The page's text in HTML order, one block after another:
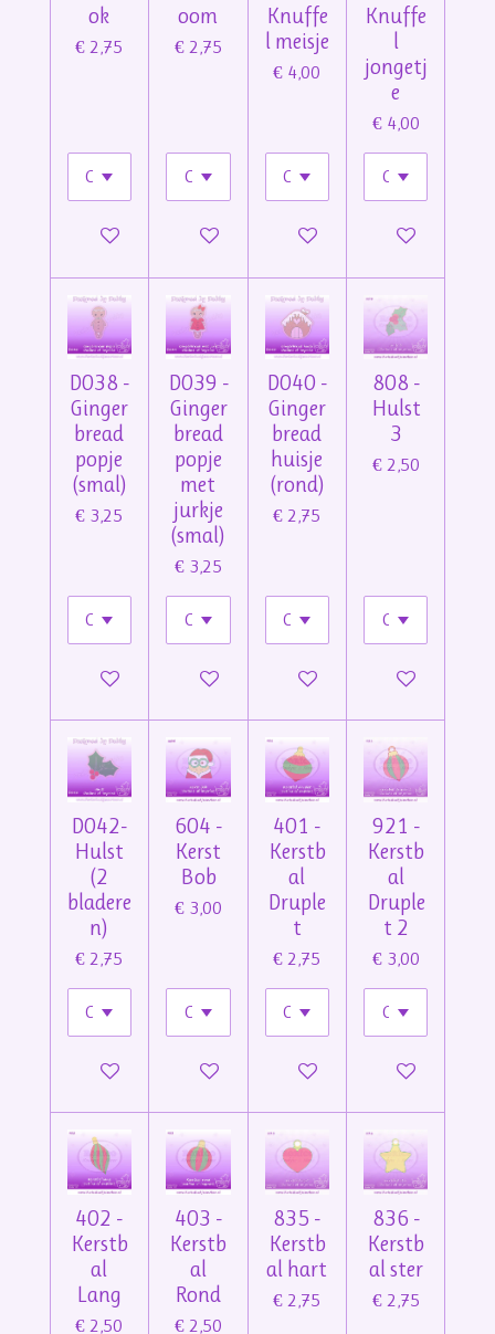
ok
€ 2,75
In winkelwagen
oom
€ 2,75
In winkelwagen
Knuffe
l meisje
€ 4,00
In winkelwagen
Knuffe
l
jongetj
e
€ 4,00
In winkelwagen
D038 -
Ginger
bread
popje
(smal)
€ 3,25
In winkelwagen
D039 -
Ginger
bread
popje
met
jurkje
(smal)
€ 3,25
In winkelwagen
D040 -
Ginger
bread
huisje
(rond)
€ 2,75
In winkelwagen
808 -
Hulst
3
€ 2,50
In winkelwagen
D042-
Hulst
(2
bladere
n)
€ 2,75
In winkelwagen
604 -
Kerst
Bob
€ 3,00
In winkelwagen
401 -
Kerstb
al
Druple
t
€ 2,75
In winkelwagen
921 -
Kerstb
al
Druple
t 2
€ 3,00
In winkelwagen
402 -
Kerstb
al
Lang
€ 2,50
403 -
Kerstb
al
Rond
€ 2,50
835 -
Kerstb
al hart
€ 2,75
836 -
Kerstb
al ster
€ 2,75